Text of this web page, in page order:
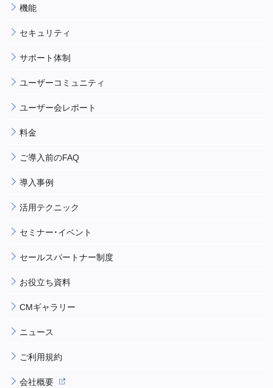
機能
セキュリティ
サポート体制
ユーザーコミュニティ
ユーザー会レポート
料金
ご導入前のFAQ
導入事例
活用テクニック
セミナー・イベント
セールスパートナー制度
お役立ち資料
CMギャラリー
ニュース
ご利用規約
会社概要